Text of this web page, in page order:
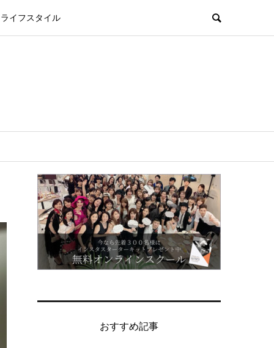
ライフスタイル
おすすめ記事